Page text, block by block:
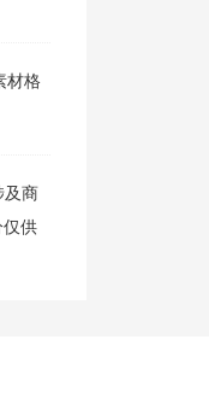
材格
及商
仅供